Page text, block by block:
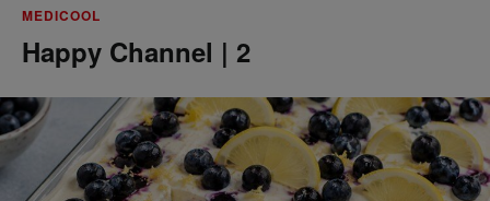
MEDICOOL
Happy Channel | 2